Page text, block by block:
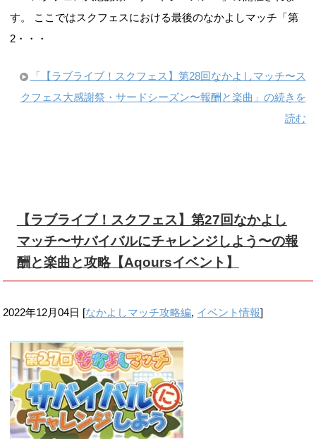
す。 ここではスクフェスにおける最後のなかよしマッチ「第
2・・・
「【ラブライブ！スクフェス】第28回なかよしマッチ〜ス
クフェス大感謝祭・サードシーズン〜報酬と楽曲」の続きを
読む
【ラブライブ！スクフェス】第27回なかよし
マッチ〜サバイバルにチャレンジしよう〜の報
酬と楽曲と攻略【Aqoursイベント】
2022年12月04日 [なかよしマッチ攻略編, イベント情報]